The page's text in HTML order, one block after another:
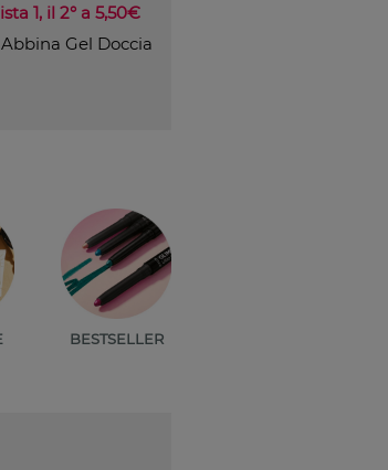
1, il 2° a 5,50€
Gel Doccia
BESTSELLER